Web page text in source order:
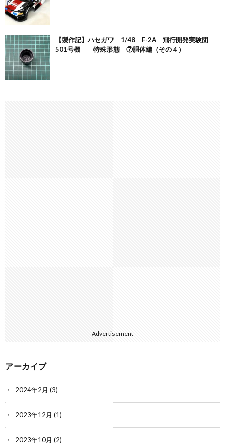
【製作記】ハセガワ 1/48 F-2A 飛行開発実験団
501号機 特殊形態 ⑦胴体編（その４）
Advertisement
アーカイブ
2024年2月 (3)
2023年12月 (1)
2023年10月 (2)